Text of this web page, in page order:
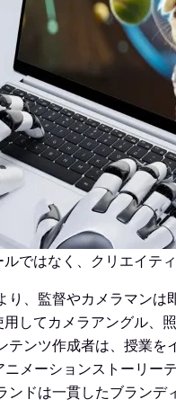
ではなく、クリエイテ
り、監督やカメラマンは
してカメラアングル、
テンツ作成者は、授業
メーションストーリー
ンドは一貫したブランデ